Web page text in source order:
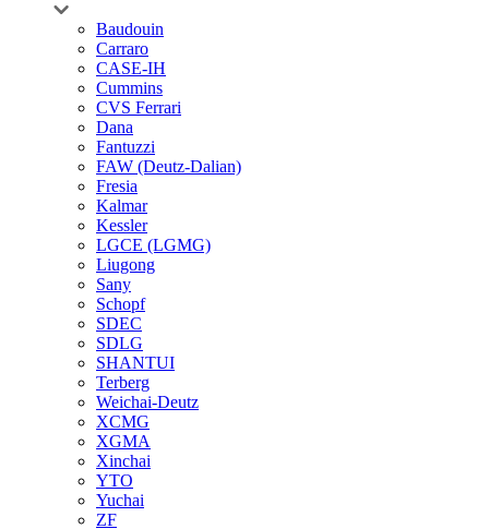
Baudouin
Carraro
CASE-IH
Cummins
CVS Ferrari
Dana
Fantuzzi
FAW (Deutz-Dalian)
Fresia
Kalmar
Kessler
LGCE (LGMG)
Liugong
Sany
Schopf
SDEC
SDLG
SHANTUI
Terberg
Weichai-Deutz
XCMG
XGMA
Xinchai
YTO
Yuchai
ZF